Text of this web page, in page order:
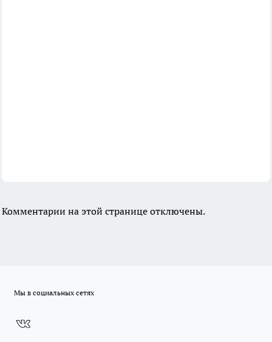
Комментарии на этой странице отключены.
Мы в социальных сетях